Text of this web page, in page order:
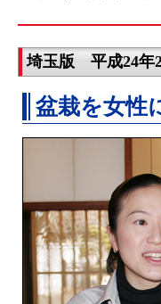
埼玉版 平成24年
盆栽を女性